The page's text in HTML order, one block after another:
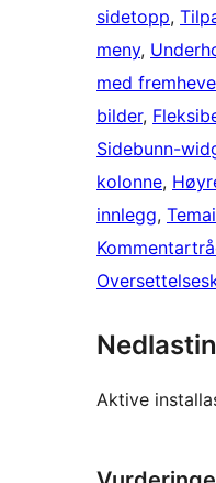
sidetopp,
meny,
med
bilder,
Sidebunn-
kolonne,
innlegg,
Aktive